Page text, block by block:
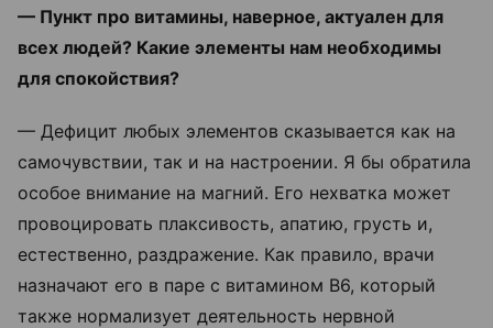
— Пункт про витамины, наверное, актуален для
всех людей? Какие элементы нам необходимы
для спокойствия?
— Дефицит любых элементов сказывается как на
самочувствии, так и на настроении. Я бы обратила
особое внимание на магний. Его нехватка может
провоцировать плаксивость, апатию, грусть и,
естественно, раздражение. Как правило, врачи
назначают его в паре с витамином В6, который
также нормализует деятельность нервной